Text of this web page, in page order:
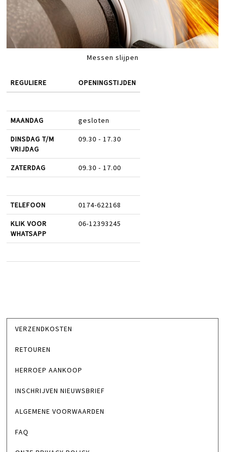
Messen slijpen
REGULIERE OPENINGSTIJDEN
MAANDAG gesloten
DINSDAG T/M
VRIJDAG
09.30 - 17.30
ZATERDAG 09.30 - 17.00
TELEFOON 0174-622168
KLIK VOOR
WHATSAPP
06-12393245
VERZENDKOSTEN
RETOUREN
HERROEP AANKOOP
INSCHRIJVEN NIEUWSBRIEF
ALGEMENE VOORWAARDEN
FAQ